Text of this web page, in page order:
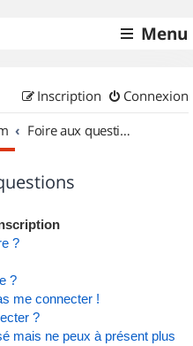
Menu
Connexion
Inscription
Foire aux questions
?
?
me connecter !
?
mais ne peux à présent plus